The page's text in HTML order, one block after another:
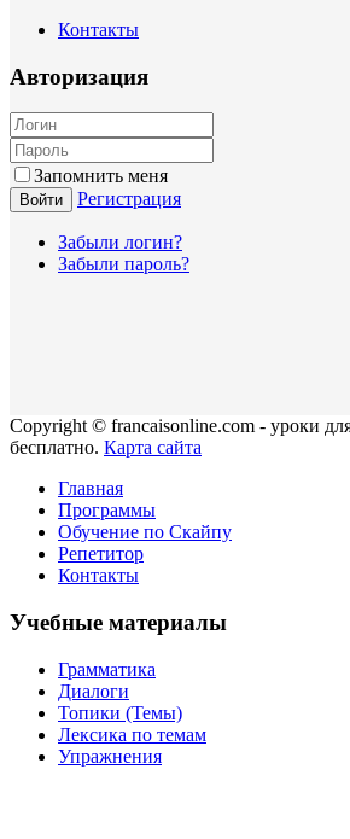
Контакты
Авторизация
Запомнить меня
Войти Регистрация
Забыли логин?
Забыли пароль?
Copyright © francaisonline.com - уроки
бесплатно. Карта сайта
Главная
Программы
Обучение по Скайпу
Репетитор
Контакты
Учебные материалы
Грамматика
Диалоги
Топики (Темы)
Лексика по темам
Упражнения